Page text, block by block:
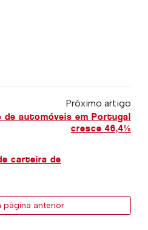
Próximo artigo
de automóveis em Portugal
cresce 46,4%
carteira de
página anterior